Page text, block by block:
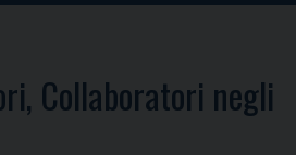
Collaboratori negli